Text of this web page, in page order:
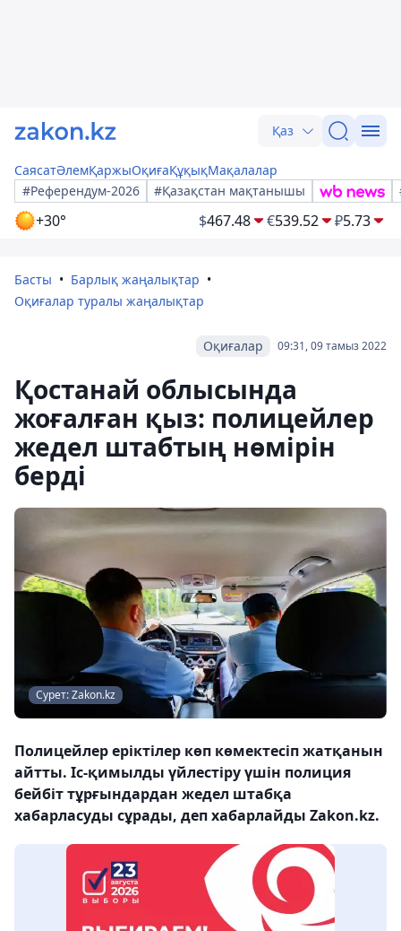
Қаз
СаясатӘлемҚаржыОқиғаҚұқықМақалалар
#Референдум-2026
#Қазақстан мақтанышы
+30° $467.48 €539.52 ₽5.73
Басты
Барлық жаңалықтар
Оқиғалар туралы жаңалықтар
09:31, 09 тамыз 2022
Оқиғалар
Қостанай облысында
жоғалған қыз: полицейлер
жедел штабтың нөмірін
берді
Сурет: Zakon.kz
Полицейлер еріктілер көп көмектесіп жатқанын
айтты. Іс-қимылды үйлестіру үшін полиция
бейбіт тұрғындардан жедел штабқа
хабарласуды сұрады, деп хабарлайды Zakon.kz.